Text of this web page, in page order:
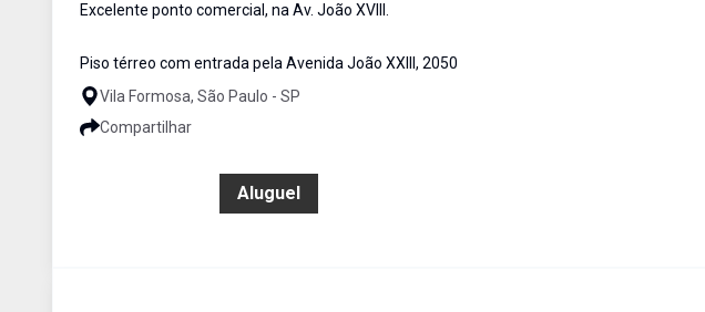
Excelente ponto comercial, na Av. João XVIII.
Piso térreo com entrada pela Avenida João XXIII, 2050
Vila Formosa, São Paulo - SP
Compartilhar
Aluguel